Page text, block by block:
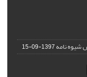
شیوه نامه1397-09-15